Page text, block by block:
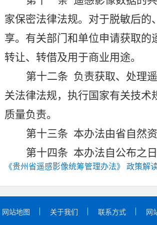
家保密法律法规。对于脱敏后的
享。 有关部门和单位申请获取的
转让、转借及用于商业用途。
第十二条 负责获取、处理
关法律法规，执行国家有关技术
质量负责。
第十三条 本办法由省自然
第十四条 本办法自公布之日
《贵州省遥感影像统筹管理办法》 政策解
网站地图 关于我们 联系方式 网